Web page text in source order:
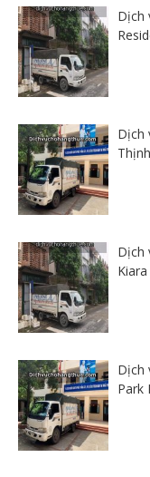
Dịch
Dịch
Dịch
Kiara
Dịch
Park